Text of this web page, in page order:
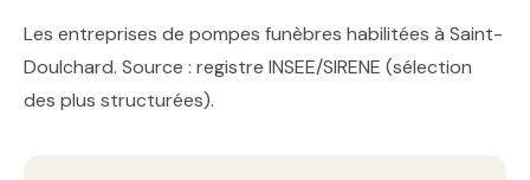
Les entreprises de pompes funèbres habilitées à Saint-
Doulchard. Source : registre INSEE/SIRENE (sélection
des plus structurées).